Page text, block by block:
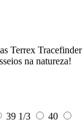
Terrex Tracefinder
na natureza!
39 1/3
40